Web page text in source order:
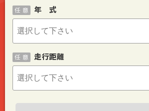
年 式
任 意
走行距離
任 意